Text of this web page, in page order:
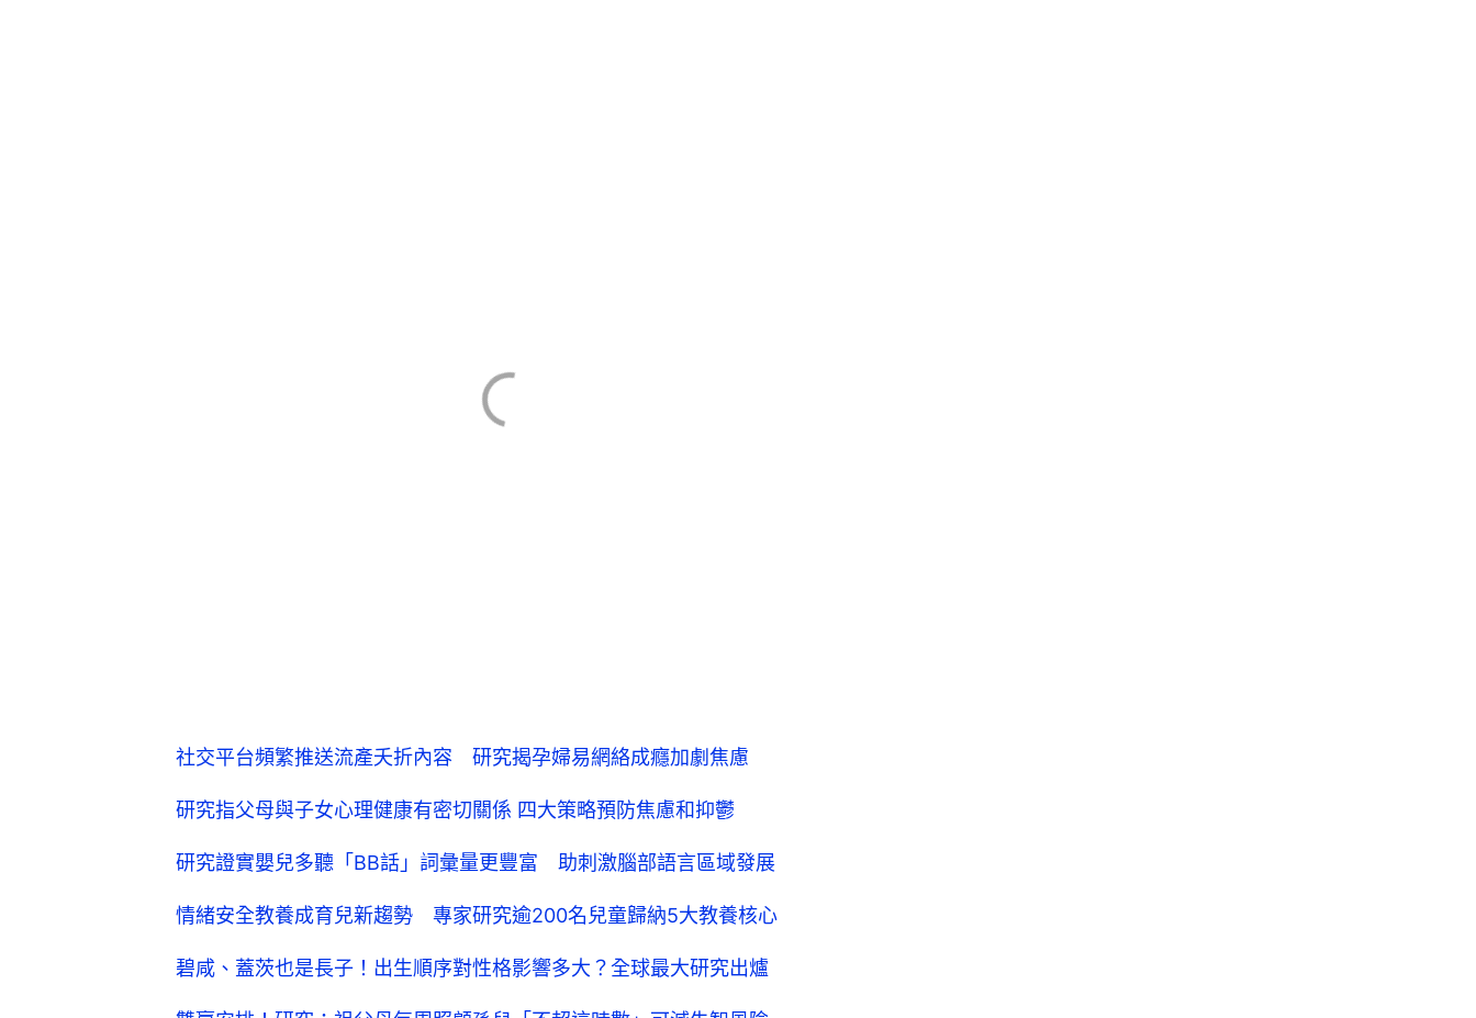
社交平台頻繁推送流產夭折內容 研究揭孕婦易網絡成癮加劇焦慮
研究指父母與子女心理健康有密切關係 四大策略預防焦慮和抑鬱
研究證實嬰兒多聽「BB話」詞彙量更豐富 助刺激腦部語言區域發展
情緒安全教養成育兒新趨勢 專家研究逾200名兒童歸納5大教養核心
碧咸、蓋茨也是長子！出生順序對性格影響多大？全球最大研究出爐